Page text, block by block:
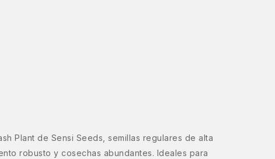
Plant de Sensi Seeds, semillas regulares de alta
robusto y cosechas abundantes. Ideales para